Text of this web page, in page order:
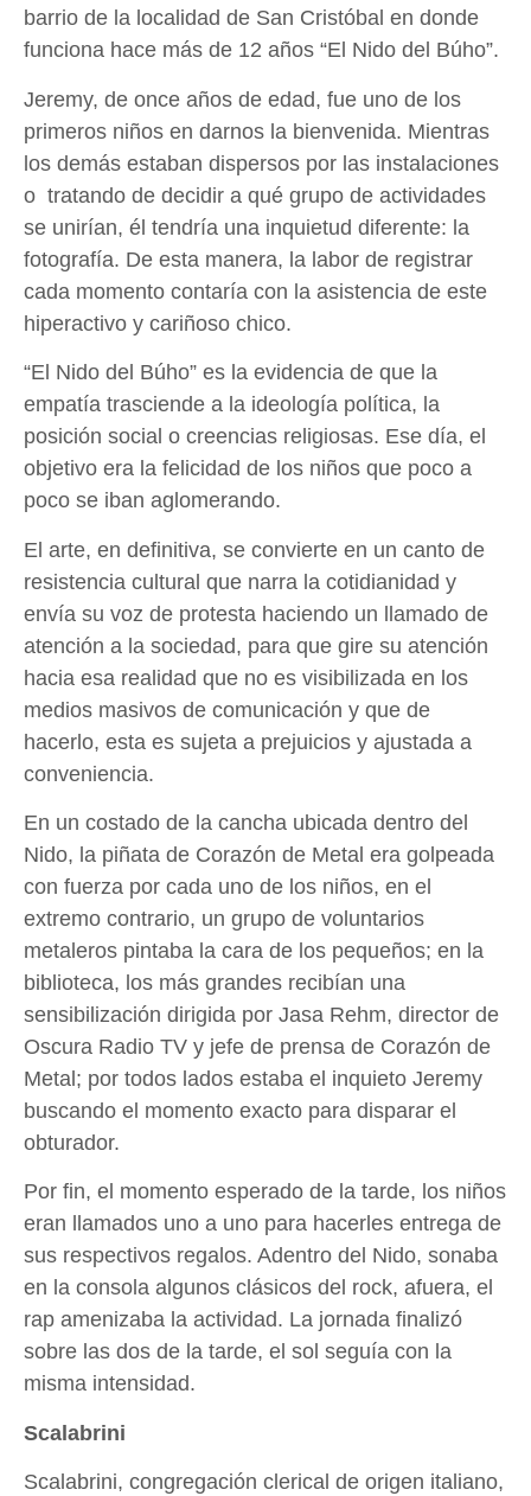
barrio de la localidad de San Cristóbal en donde
funciona hace más de 12 años “El Nido del Búho”.
Jeremy, de once años de edad, fue uno de los
primeros niños en darnos la bienvenida. Mientras
los demás estaban dispersos por las instalaciones
o tratando de decidir a qué grupo de actividades
se unirían, él tendría una inquietud diferente: la
fotografía. De esta manera, la labor de registrar
cada momento contaría con la asistencia de este
hiperactivo y cariñoso chico.
“El Nido del Búho” es la evidencia de que la
empatía trasciende a la ideología política, la
posición social o creencias religiosas. Ese día, el
objetivo era la felicidad de los niños que poco a
poco se iban aglomerando.
El arte, en definitiva, se convierte en un canto de
resistencia cultural que narra la cotidianidad y
envía su voz de protesta haciendo un llamado de
atención a la sociedad, para que gire su atención
hacia esa realidad que no es visibilizada en los
medios masivos de comunicación y que de
hacerlo, esta es sujeta a prejuicios y ajustada a
conveniencia.
En un costado de la cancha ubicada dentro del
Nido, la piñata de Corazón de Metal era golpeada
con fuerza por cada uno de los niños, en el
extremo contrario, un grupo de voluntarios
metaleros pintaba la cara de los pequeños; en la
biblioteca, los más grandes recibían una
sensibilización dirigida por Jasa Rehm, director de
Oscura Radio TV y jefe de prensa de Corazón de
Metal; por todos lados estaba el inquieto Jeremy
buscando el momento exacto para disparar el
obturador.
Por fin, el momento esperado de la tarde, los niños
eran llamados uno a uno para hacerles entrega de
sus respectivos regalos. Adentro del Nido, sonaba
en la consola algunos clásicos del rock, afuera, el
rap amenizaba la actividad. La jornada finalizó
sobre las dos de la tarde, el sol seguía con la
misma intensidad.
Scalabrini
Scalabrini, congregación clerical de origen italiano,